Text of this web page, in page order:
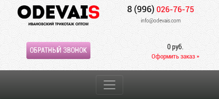
8 (996) 026-76-75
info@odevais.com
ОБРАТНЫЙ ЗВОНОК 0 руб.
Оформить заказ »